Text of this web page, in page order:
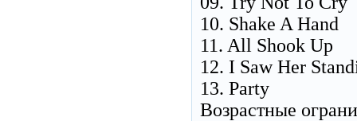
10. Shake A Hand
11. All Shook Up
12. I Saw Her
13. Party
Возрастные